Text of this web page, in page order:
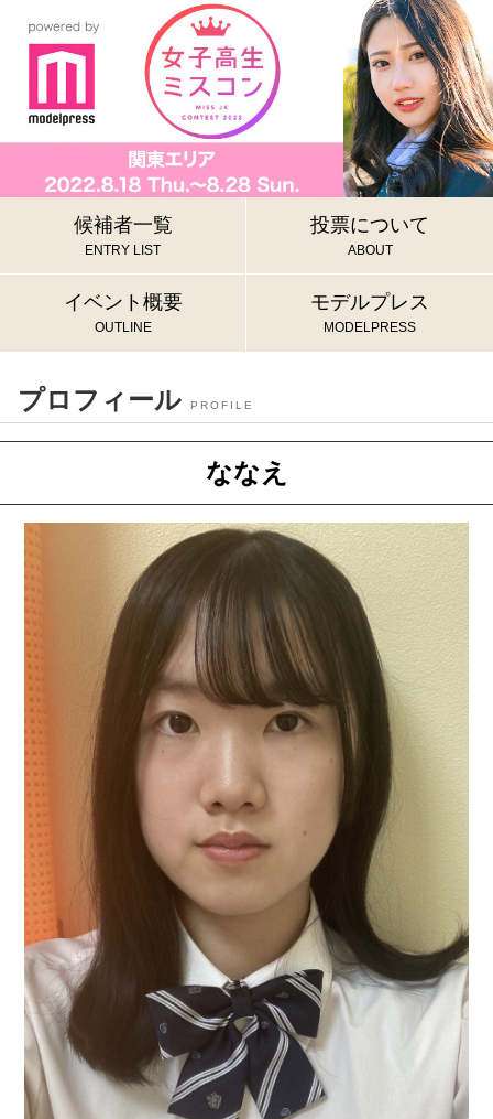
候補者一覧
ENTRY LIST
投票について
ABOUT
イベント概要
OUTLINE
モデルプレス
MODELPRESS
プロフィール PROFILE
ななえ